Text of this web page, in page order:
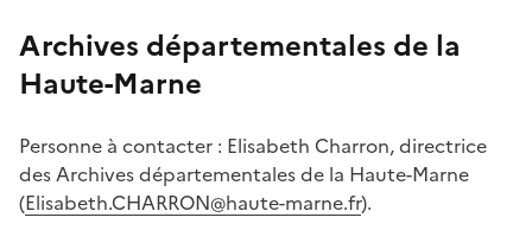
Archives départementales de la
Haute-Marne
Personne à contacter : Elisabeth Charron, directrice
des Archives départementales de la Haute-Marne
(Elisabeth.CHARRON@haute-marne.fr).